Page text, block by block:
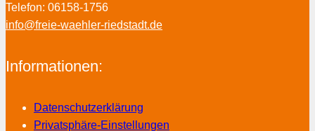
Telefon: 06158-1756
info@freie-waehler-riedstadt.de
Informationen:
Datenschutzerklärung
Privatsphäre-Einstellungen